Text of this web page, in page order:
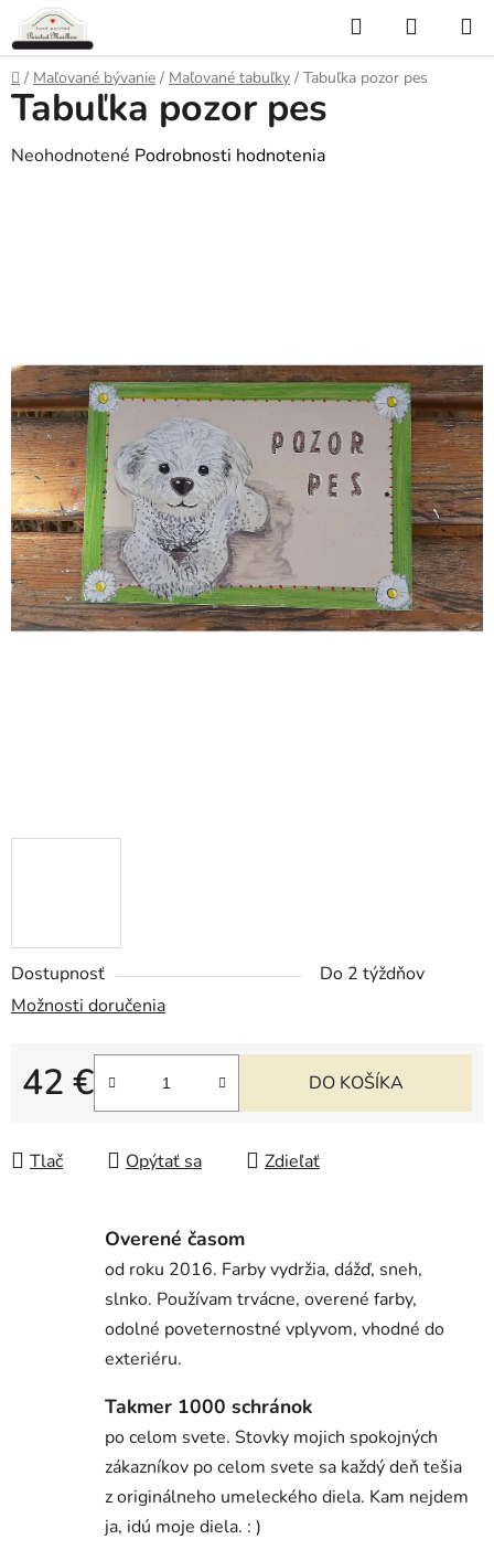
Prejsť
na
obsah
Hľadať
KOŠÍK
Domov
/ Maľované bývanie / Maľované tabuľky / Tabuľka pozor pes
Dostupnosť
Do 2 týždňov
Možnosti doručenia
42 €
Jednotková cena:
DO KOŠÍKA
Tlač Opýtať sa Zdieľať
Tabuľka pozor pes
Priemerné
hviezdičiek.
Neohodnotené Podrobnosti hodnotenia
Overené časom
od roku 2016. Farby vydržia, dážď, sneh,
slnko. Používam trvácne, overené farby,
odolné poveternostné vplyvom, vhodné do
exteriéru.
Takmer 1000 schránok
po celom svete. Stovky mojich spokojných
zákazníkov po celom svete sa každý deň tešia
z originálneho umeleckého diela. Kam nejdem
ja, idú moje diela. : )